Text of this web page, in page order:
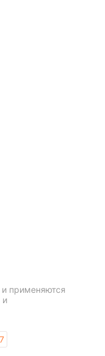
и применяются
и